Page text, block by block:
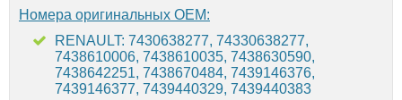
Номера оригинальных OEM:
RENAULT: 7430638277, 74330638277,
7438610006, 7438610035, 7438630590,
7438642251, 7438670484, 7439146376,
7439146377, 7439440329, 7439440383